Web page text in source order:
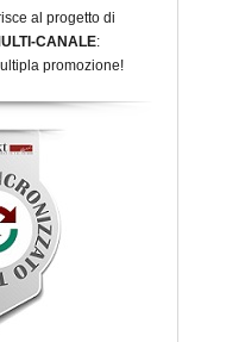
al progetto di
CANALE:
promozione!